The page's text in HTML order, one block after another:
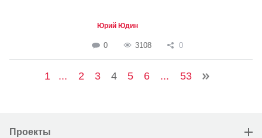
Юрий Юдин
0 3108 0
1 ... 2 3 4 5 6 ... 53
Проекты